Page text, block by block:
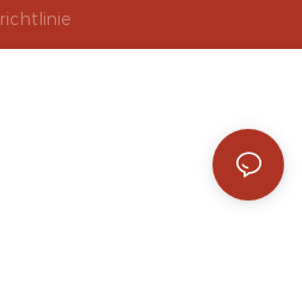
richtlinie